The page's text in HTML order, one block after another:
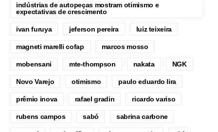
indústrias de autopeças mostram otimismo e
expectativas de crescimento
ivan furuya jeferson pereira luiz teixeira
magneti marelli cofap marcos mosso
mobensani mte-thompson nakata NGK
Novo Varejo otimismo paulo eduardo lira
prêmio inova rafael gradin ricardo variso
rubens campos sabó sabrina carbone